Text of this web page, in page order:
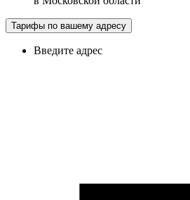
Тарифы по вашему адресу
Введите адрес